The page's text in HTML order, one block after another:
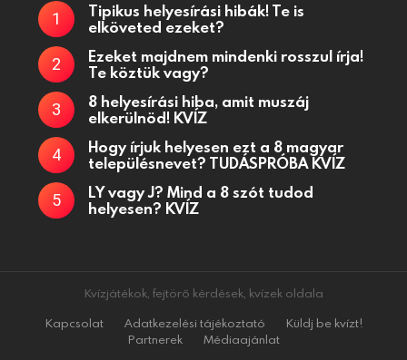
Tipikus helyesírási hibák! Te is
elköveted ezeket?
Ezeket majdnem mindenki rosszul írja!
Te köztük vagy?
8 helyesírási hiba, amit muszáj
elkerülnöd! KVÍZ
Hogy írjuk helyesen ezt a 8 magyar
településnevet? TUDÁSPRÓBA KVÍZ
LY vagy J? Mind a 8 szót tudod
helyesen? KVÍZ
Kvízjátékok, fejtörő kérdések, kvízek oldala
Kapcsolat
Adatkezelési tájékoztató
Küldj be kvízt!
Partnerek
Médiaajánlat